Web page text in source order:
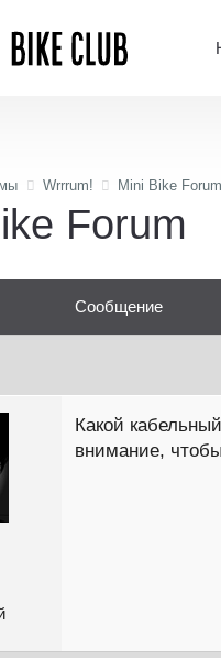
Wrrrum! Mini Bike Forum
Forum
Сообщение
Какой
внимание,